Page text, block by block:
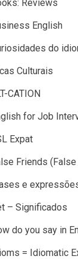
Reviews
English
do
Culturais
CATION
for Job
Expat
Friends
e
– Significados
do you say in
= Idiomatic